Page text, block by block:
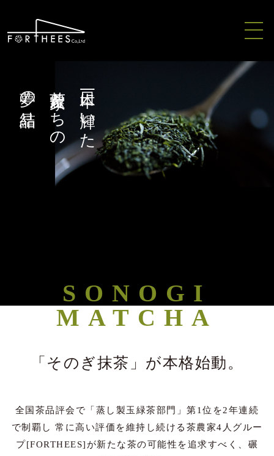
日本一に輝いた
茶農家たちの
夢の結晶
SONOGI
MATCHA
「そのぎ抹茶」が本格始動。
全国茶品評会で「蒸し製玉緑茶部門」第1位を2年連続
で制覇し 常に高い評価を維持し続ける茶農家4人グルー
プ[FORTHEES] が新たな茶の可能性を追求すべく、碾